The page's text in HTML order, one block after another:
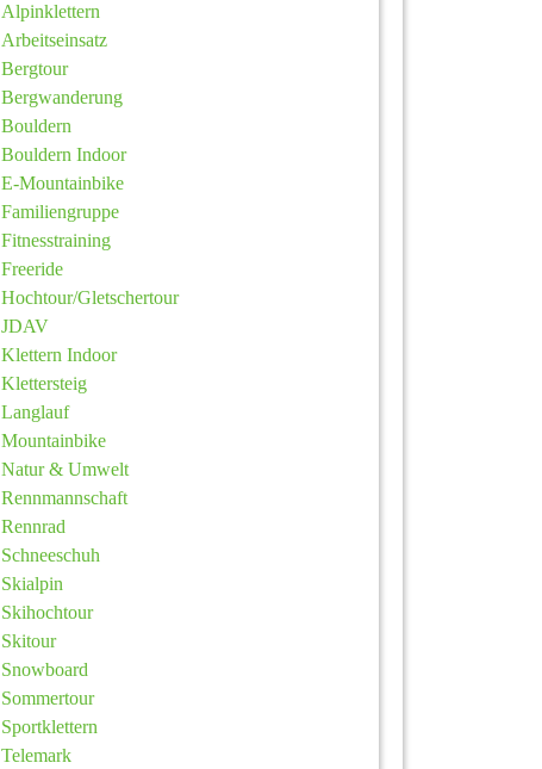
Alpinklettern
Arbeitseinsatz
Bergtour
Bergwanderung
Bouldern
Bouldern Indoor
E-Mountainbike
Familiengruppe
Fitnesstraining
Freeride
Hochtour/Gletschertour
JDAV
Klettern Indoor
Klettersteig
Langlauf
Mountainbike
Natur & Umwelt
Rennmannschaft
Rennrad
Schneeschuh
Skialpin
Skihochtour
Skitour
Snowboard
Sommertour
Sportklettern
Telemark